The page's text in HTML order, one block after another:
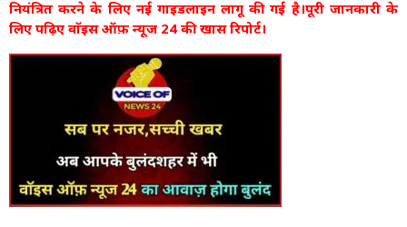
नियंत्रित करने के लिए नई गाइडलाइन लागू की गई है।पूरी जानकारी के
लिए पढ़िए वाॅइस ऑफ़ न्यूज 24 की खास रिपोर्ट।